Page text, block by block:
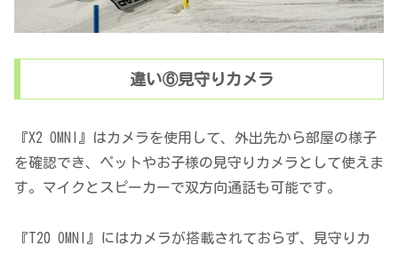
違い⑥見守りカメラ
『X2 OMNI』はカメラを使用して、外出先から部屋の様子
を確認でき、ペットやお子様の見守りカメラとして使えま
す。マイクとスピーカーで双方向通話も可能です。
『T20 OMNI』にはカメラが搭載されておらず、見守りカ